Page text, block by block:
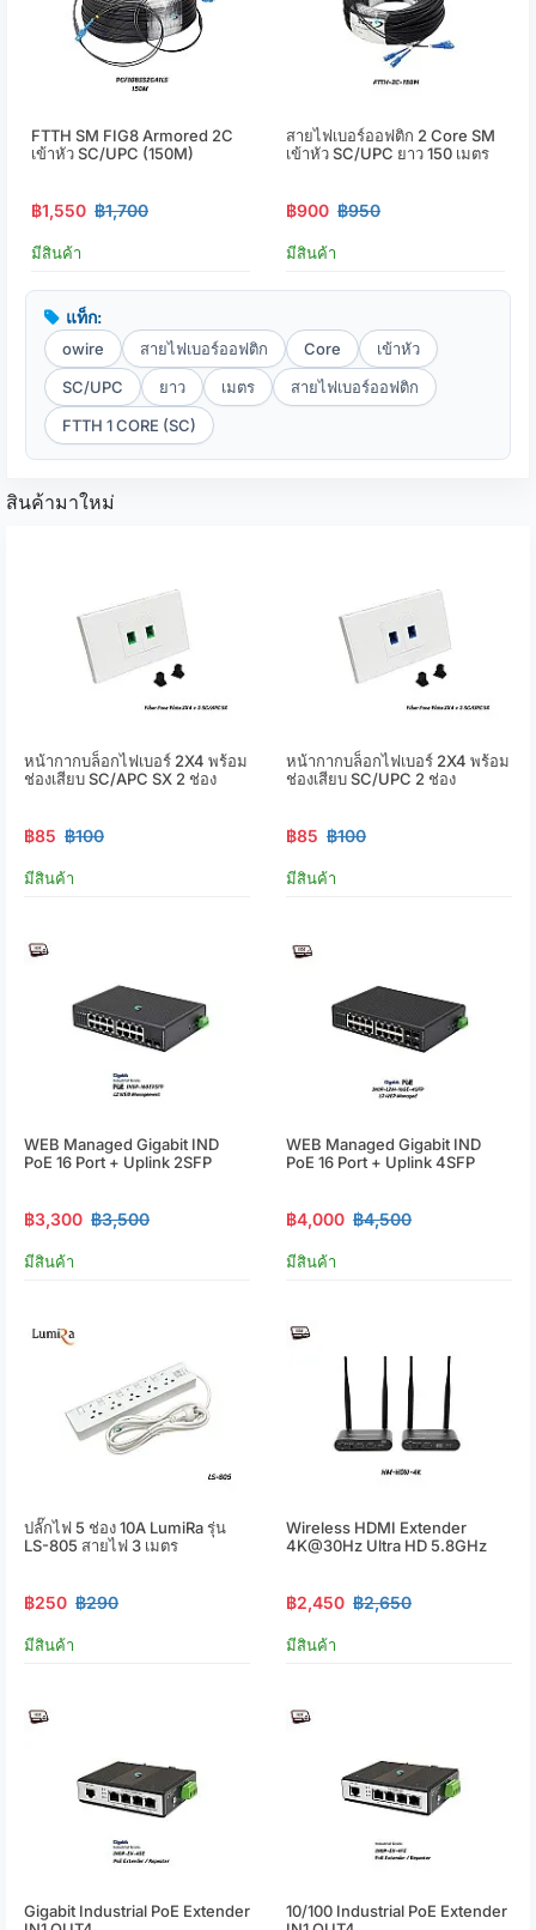
FTTH SM FIG8 Armored 2C
เข้าหัว SC/UPC (150M)
฿1,550 ฿1,700
มีสินค้า
สายไฟเบอร์ออฟติก 2 Core SM
เข้าหัว SC/UPC ยาว 150 เมตร
฿900 ฿950
มีสินค้า
แท็ก:
owire สายไฟเบอร์ออฟติก Core
เข้าหัว
SC/UPC
ยาว เมตร
สายไฟเบอร์ออฟติก
FTTH 1 CORE (SC)
สินค้ามาใหม่
หน้ากากบล็อกไฟเบอร์ 2X4 พร้อม
ช่องเสียบ SC/APC SX 2 ช่อง
฿85 ฿100
มีสินค้า
หน้ากากบล็อกไฟเบอร์ 2X4 พร้อม
ช่องเสียบ SC/UPC 2 ช่อง
฿85 ฿100
มีสินค้า
WEB Managed Gigabit IND
PoE 16 Port + Uplink 2SFP
฿3,300 ฿3,500
มีสินค้า
WEB Managed Gigabit IND
PoE 16 Port + Uplink 4SFP
฿4,000 ฿4,500
มีสินค้า
ปลั๊กไฟ 5 ช่อง 10A LumiRa รุ่น
LS-805 สายไฟ 3 เมตร
฿250 ฿290
มีสินค้า
Wireless HDMI Extender
4K@30Hz Ultra HD 5.8GHz
฿2,450 ฿2,650
มีสินค้า
Gigabit Industrial PoE Extender
10/100 Industrial PoE Extender